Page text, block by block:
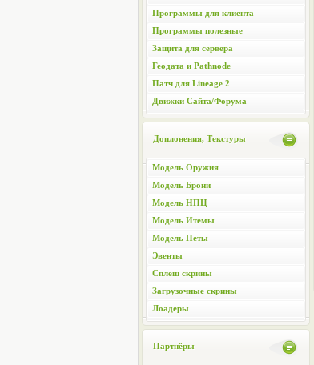
Программы для клиента
Программы полезные
Защита для сервера
Геодата и Pathnode
Патч для Lineage 2
Движки Сайта/Форума
Доплонения, Текстуры
Модель Оружия
Модель Брони
Модель НПЦ
Модель Итемы
Модель Петы
Эвенты
Сплеш скрины
Загрузочные скрины
Лоадеры
Партнёры